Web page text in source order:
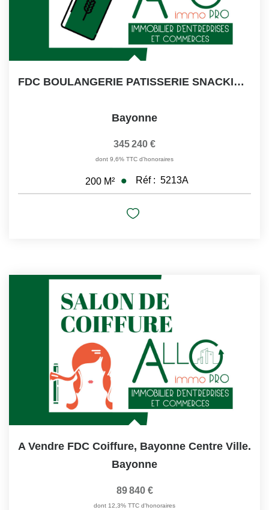
FDC BOULANGERIE PATISSERIE SNACKING PROCHE BAYONNE
Bayonne
345 240 €
dont 9,6% TTC d'honoraires
200 M² Réf : 5213A
A Vendre FDC Coiffure, Bayonne Centre Ville.
Bayonne
89 840 €
dont 12,3% TTC d'honoraires